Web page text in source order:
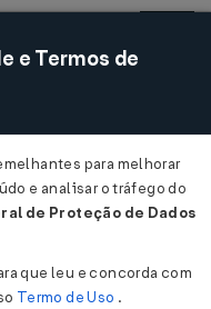
Acessar
21/03/2014
e Termos de
para melhorar
e analisar o tráfego do
de Proteção de Dados
que leu e concorda com
Termo de Uso .